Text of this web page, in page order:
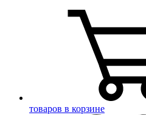
товаров в корзине